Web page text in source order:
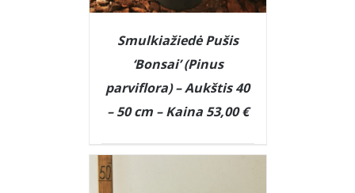
Smulkiažiedė Pušis
‘Bonsai’ (Pinus
parviflora) – Aukštis 40
– 50 cm – Kaina 53,00 €